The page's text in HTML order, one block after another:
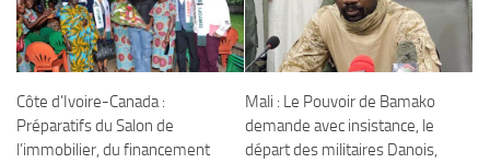
Côte d’Ivoire-Canada :
Préparatifs du Salon de
l’immobilier, du financement
Mali : Le Pouvoir de Bamako
demande avec insistance, le
départ des militaires Danois,